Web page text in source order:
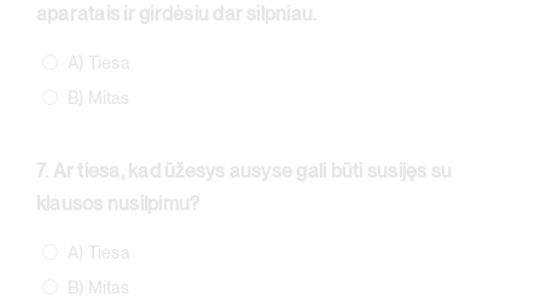
aparatais ir girdėsiu dar silpniau.
A) Tiesa
B) Mitas
7. Ar tiesa, kad ūžesys ausyse gali būti susijęs su
klausos nusilpimu?
A) Tiesa
B) Mitas